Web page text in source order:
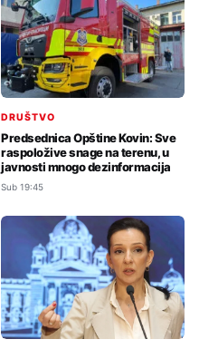
DRUŠTVO
Predsednica Opštine Kovin: Sve
raspoložive snage na terenu, u
javnosti mnogo dezinformacija
Sub 19:45